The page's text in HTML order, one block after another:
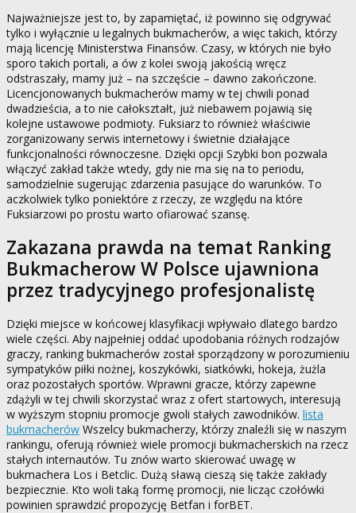
Najważniejsze jest to, by zapamiętać, iż powinno się odgrywać
tylko i wyłącznie u legalnych bukmacherów, a więc takich, którzy
mają licencję Ministerstwa Finansów. Czasy, w których nie było
sporo takich portali, a ów z kolei swoją jakością wręcz
odstraszały, mamy już – na szczęście – dawno zakończone.
Licencjonowanych bukmacherów mamy w tej chwili ponad
dwadzieścia, a to nie całokształt, już niebawem pojawią się
kolejne ustawowe podmioty. Fuksiarz to również właściwie
zorganizowany serwis internetowy i świetnie działające
funkcjonalności równoczesne. Dzięki opcji Szybki bon pozwala
włączyć zakład także wtedy, gdy nie ma się na to periodu,
samodzielnie sugerując zdarzenia pasujące do warunków. To
aczkolwiek tylko poniektóre z rzeczy, ze względu na które
Fuksiarzowi po prostu warto ofiarować szansę.
Zakazana prawda na temat Ranking
Bukmacherow W Polsce ujawniona
przez tradycyjnego profesjonalistę
Dzięki miejsce w końcowej klasyfikacji wpływało dlatego bardzo
wiele części. Aby najpełniej oddać upodobania różnych rodzajów
graczy, ranking bukmacherów został sporządzony w porozumieniu
sympatyków piłki nożnej, koszykówki, siatkówki, hokeja, żużla
oraz pozostałych sportów. Wprawni gracze, którzy zapewne
zdążyli w tej chwili skorzystać wraz z ofert startowych, interesują
w wyższym stopniu promocje gwoli stałych zawodników. lista
bukmacherów Wszelcy bukmacherzy, którzy znaleźli się w naszym
rankingu, oferują również wiele promocji bukmacherskich na rzecz
stałych internautów. Tu znów warto skierować uwagę w
bukmachera Los i Betclic. Dużą sławą cieszą się także zakłady
bezpiecznie. Kto woli taką formę promocji, nie licząc czołówki
powinien sprawdzić propozycję Betfan i forBET.